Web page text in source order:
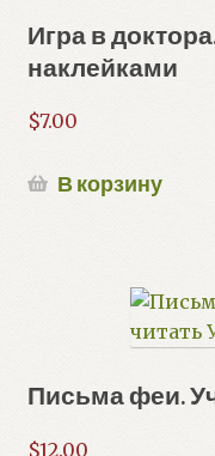
Игра в
наклейками
$7.00
В корзину
Письма феи.
$12.00